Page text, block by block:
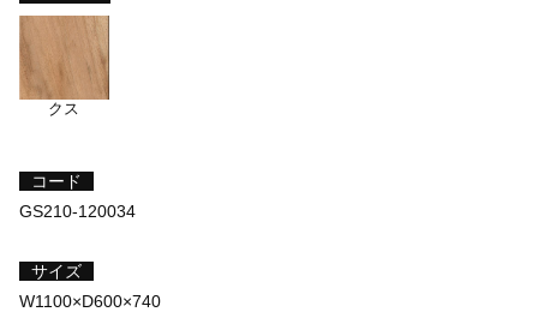
クス
コード
GS210-120034
サイズ
W1100×D600×740